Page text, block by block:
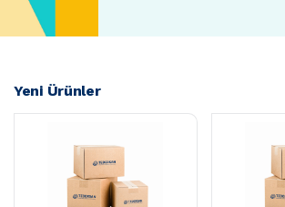
Yeni Ürünler